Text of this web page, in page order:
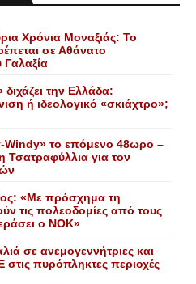
Χρόνια Μοναξιάς: Το
σε Αθάνατο
την Ελλάδα:
ή ιδεολογικό «σκιάχτρο»;
Windy» το επόμενο 48ωρο –
Τσατραφύλλια για τον
«Με πρόσχημα τη
τις πολεοδομίες από τους
ο NOK»
σε ανεμογεννήτριες και
στις πυρόπληκτες περιοχές